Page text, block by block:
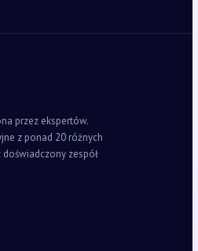
przez ekspertów.
z ponad 20 różnych
zespół